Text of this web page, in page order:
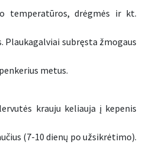
temperatūros, drėgmės ir kt.
Plaukagalviai subręsta žmogaus
metus.
krauju keliauja į kepenis
(7-10 dienų po užsikrėtimo).